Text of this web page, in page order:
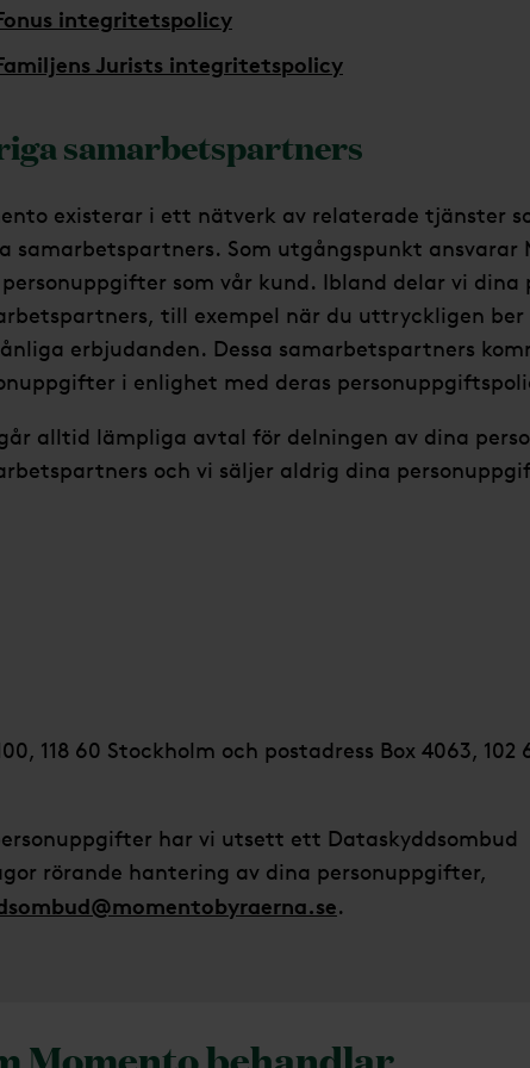
integritetspolicy
Jurists integritetspolicy
samarbetspartners
existerar i ett nätverk av relaterade tjänster
samarbetspartners. Som utgångspunkt ansvarar
som vår kund. Ibland delar vi dina
till exempel när du uttryckligen
erbjudanden. Dessa samarbetspartners
i enlighet med deras
alltid lämpliga avtal för delningen av dina
och vi säljer aldrig dina
118 60 Stockholm och postadress Box 4063, 102
har vi utsett ett Dataskyddsombud
rörande hantering av dina personuppgifter,
.